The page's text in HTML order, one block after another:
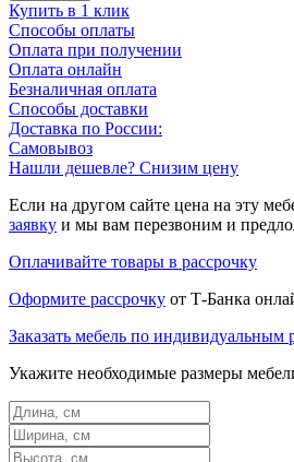
Купить в 1 клик
Способы оплаты
Оплата при получении
Оплата онлайн
Безналичная оплата
Способы доставки
Доставка по России:
Самовывоз
Нашли дешевле? Снизим цену
Если на другом сайте цена на эту
заявку и мы вам перезвоним и
Оплачивайте товары в рассрочку
Оформите рассрочку от Т-Банка
Заказать мебель по индивидуальным
Укажите необходимые размеры